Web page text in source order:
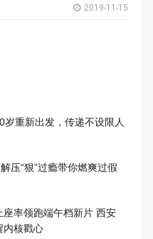
2019-11-15
重新出发，传递不设限人
压“狠”过瘾带你燃爽过假
率领跑端午档新片 西安
内核戳心